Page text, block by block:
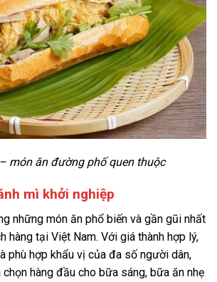
món ăn đường phố quen thuộc
mì khởi nghiệp
những món ăn phổ biến và gần gũi nhất
hàng tại Việt Nam. Với giá thành hợp lý,
phù hợp khẩu vị của đa số người dân,
hàng đầu cho bữa sáng, bữa ăn nhẹ